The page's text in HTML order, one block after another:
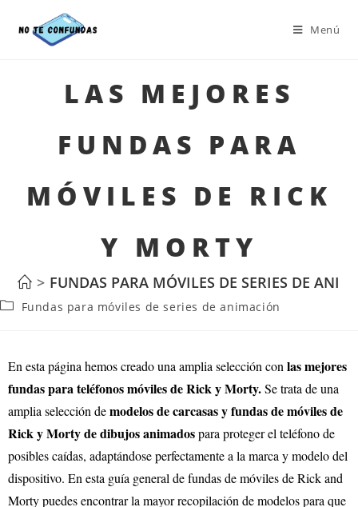
Menú
LAS MEJORES
FUNDAS PARA
MÓVILES DE RICK
Y MORTY
> FUNDAS PARA MÓVILES DE SERIES DE
Fundas para móviles de series de animación
En esta página hemos creado una amplia selección con las mejores
fundas para teléfonos móviles de Rick y Morty.Se trata de una
amplia selección demodelos de carcasas y fundas de móviles de
Rick y Morty de dibujos animadospara proteger el teléfono de
posibles caídas, adaptándose perfectamente a la marca y modelo del
dispositivo. En esta guía general de fundas de móviles de Rick and
Morty puedes encontrar la mayor recopilación de modelos para que